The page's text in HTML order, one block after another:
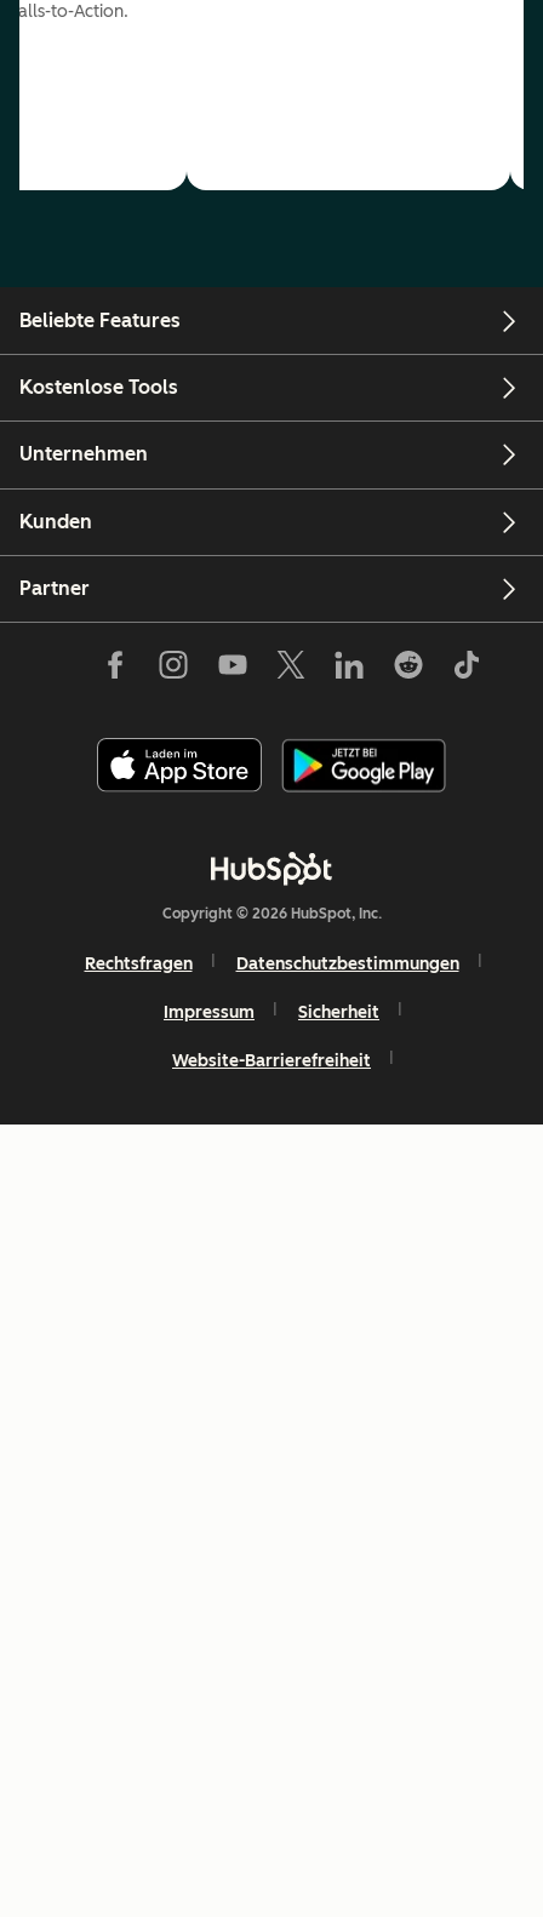
Calls-to-Action.
Beliebte Features
Kostenlose Tools
Unternehmen
Kunden
Partner
Copyright © 2026 HubSpot, Inc.
Rechtsfragen Datenschutzbestimmungen
Impressum Sicherheit
Website-Barrierefreiheit